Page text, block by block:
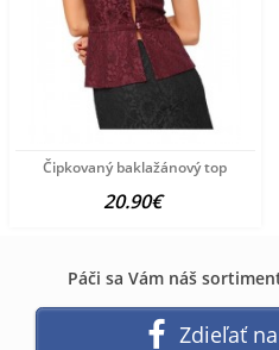
Čipkovaný baklažánový top
20.90€
Páči sa Vám náš
Zdieľať